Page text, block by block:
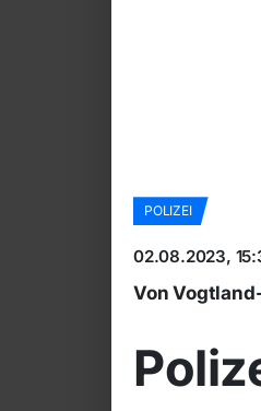
POLIZEI
02.08.2023,
Von